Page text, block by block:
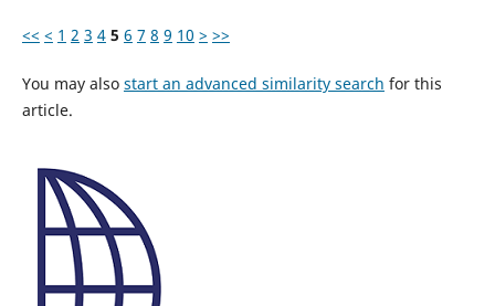
<< < 1 2 3 4 5 6 7 8 9 10 > >>
You may also start an advanced similarity search for this
article.